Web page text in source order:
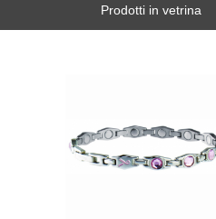
Prodotti in vetrina